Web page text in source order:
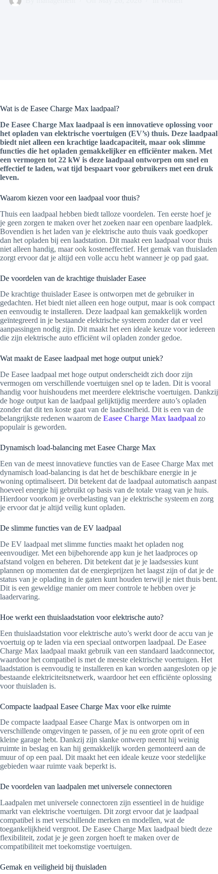
Wat is de Easee Charge Max laadpaal?
De Easee Charge Max laadpaal is een innovatieve oplossing voor
het opladen van elektrische voertuigen (EV’s) thuis. Deze laadpaal
biedt niet alleen een krachtige laadcapaciteit, maar ook slimme
functies die het opladen gemakkelijker en efficiënter maken. Met
een vermogen tot 22 kW is deze laadpaal ontworpen om snel en
effectief te laden, wat tijd bespaart voor gebruikers met een druk
leven.
Waarom kiezen voor een laadpaal voor thuis?
Thuis een laadpaal hebben biedt talloze voordelen. Ten eerste hoef je
je geen zorgen te maken over het zoeken naar een openbare laadplek.
Bovendien is het laden van je elektrische auto thuis vaak goedkoper
dan het opladen bij een laadstation. Dit maakt een laadpaal voor thuis
niet alleen handig, maar ook kosteneffectief. Het gemak van thuisladen
zorgt ervoor dat je altijd een volle accu hebt wanneer je op pad gaat.
De voordelen van de krachtige thuislader Easee
De krachtige thuislader Easee is ontworpen met de gebruiker in
gedachten. Het biedt niet alleen een hoge output, maar is ook compact
en eenvoudig te installeren. Deze laadpaal kan gemakkelijk worden
geïntegreerd in je bestaande elektrische systeem zonder dat er veel
aanpassingen nodig zijn. Dit maakt het een ideale keuze voor iedereen
die zijn elektrische auto efficiënt wil opladen zonder gedoe.
Wat maakt de Easee laadpaal met hoge output uniek?
De Easee laadpaal met hoge output onderscheidt zich door zijn
vermogen om verschillende voertuigen snel op te laden. Dit is vooral
handig voor huishoudens met meerdere elektrische voertuigen. Dankzij
de hoge output kan de laadpaal gelijktijdig meerdere auto’s opladen
zonder dat dit ten koste gaat van de laadsnelheid. Dit is een van de
belangrijkste redenen waarom de Easee Charge Max laadpaal zo
populair is geworden.
Dynamisch load-balancing met Easee Charge Max
Een van de meest innovatieve functies van de Easee Charge Max met
dynamisch load-balancing is dat het de beschikbare energie in je
woning optimaliseert. Dit betekent dat de laadpaal automatisch aanpast
hoeveel energie hij gebruikt op basis van de totale vraag van je huis.
Hierdoor voorkom je overbelasting van je elektrische systeem en zorg
je ervoor dat je altijd veilig kunt opladen.
De slimme functies van de EV laadpaal
De EV laadpaal met slimme functies maakt het opladen nog
eenvoudiger. Met een bijbehorende app kun je het laadproces op
afstand volgen en beheren. Dit betekent dat je je laadsessies kunt
plannen op momenten dat de energieprijzen het laagst zijn of dat je de
status van je oplading in de gaten kunt houden terwijl je niet thuis bent.
Dit is een geweldige manier om meer controle te hebben over je
laadervaring.
Hoe werkt een thuislaadstation voor elektrische auto?
Een thuislaadstation voor elektrische auto’s werkt door de accu van je
voertuig op te laden via een speciaal ontworpen laadpaal. De Easee
Charge Max laadpaal maakt gebruik van een standaard laadconnector,
waardoor het compatibel is met de meeste elektrische voertuigen. Het
laadstation is eenvoudig te installeren en kan worden aangesloten op je
bestaande elektriciteitsnetwerk, waardoor het een efficiënte oplossing
voor thuisladen is.
Compacte laadpaal Easee Charge Max voor elke ruimte
De compacte laadpaal Easee Charge Max is ontworpen om in
verschillende omgevingen te passen, of je nu een grote oprit of een
kleine garage hebt. Dankzij zijn slanke ontwerp neemt hij weinig
ruimte in beslag en kan hij gemakkelijk worden gemonteerd aan de
muur of op een paal. Dit maakt het een ideale keuze voor stedelijke
gebieden waar ruimte vaak beperkt is.
De voordelen van laadpalen met universele connectoren
Laadpalen met universele connectoren zijn essentieel in de huidige
markt van elektrische voertuigen. Dit zorgt ervoor dat je laadpaal
compatibel is met verschillende merken en modellen, wat de
toegankelijkheid vergroot. De Easee Charge Max laadpaal biedt deze
flexibiliteit, zodat je je geen zorgen hoeft te maken over de
compatibiliteit met toekomstige voertuigen.
Gemak en veiligheid bij thuisladen